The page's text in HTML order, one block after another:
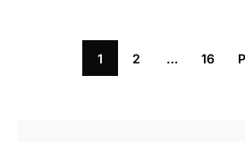
1 2 … 16